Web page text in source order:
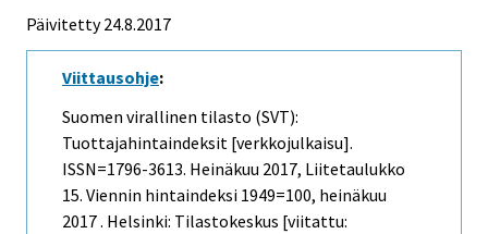
Päivitetty 24.8.2017
Viittausohje:
Suomen virallinen tilasto (SVT):
Tuottajahintaindeksit [verkkojulkaisu].
ISSN=1796-3613. Heinäkuu 2017, Liitetaulukko
15. Viennin hintaindeksi 1949=100, heinäkuu
2017 . Helsinki: Tilastokeskus [viitattu: